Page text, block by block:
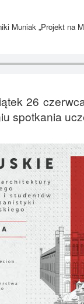
Muniak „Projekt na
26
spotkania